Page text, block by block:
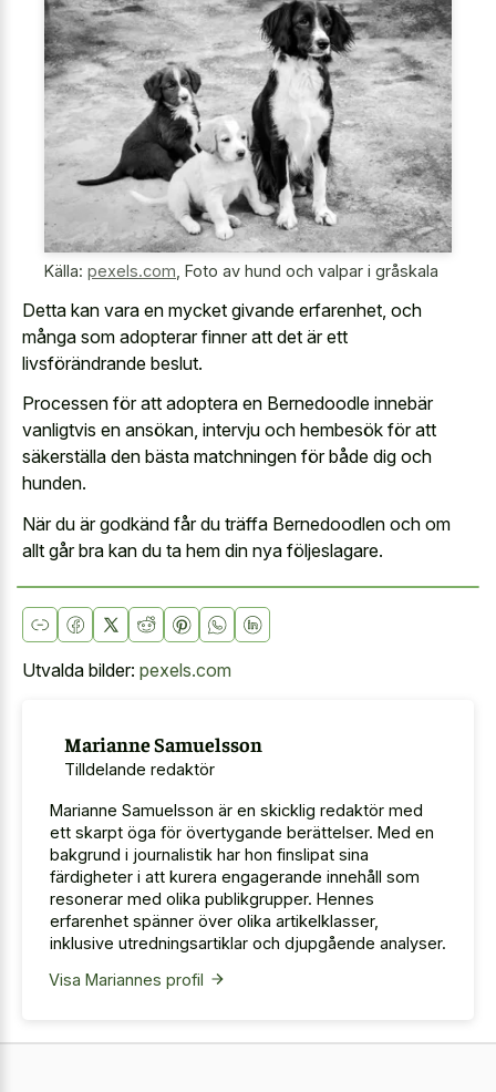
Källa: pexels.com Foto av hund och valpar i gråskala
Detta kan vara en mycket givande erfarenhet, och
många som adopterar finner att det är ett
livsförändrande beslut.
Processen för att adoptera en Bernedoodle innebär
vanligtvis en ansökan, intervju och hembesök för att
säkerställa den bästa matchningen för både dig och
hunden.
När du är godkänd får du träffa Bernedoodlen och om
allt går bra kan du ta hem din nya följeslagare.
Utvalda bilder: pexels.com
Marianne Samuelsson
Tilldelande redaktör
Marianne Samuelsson är en skicklig redaktör med
ett skarpt öga för övertygande berättelser. Med en
bakgrund i journalistik har hon finslipat sina
färdigheter i att kurera engagerande innehåll som
resonerar med olika publikgrupper. Hennes
erfarenhet spänner över olika artikelklasser,
inklusive utredningsartiklar och djupgående analyser.
Visa Mariannes profil